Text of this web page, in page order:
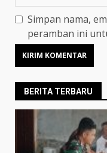
Simpan nama,
peramban ini
BERITA TERBARU